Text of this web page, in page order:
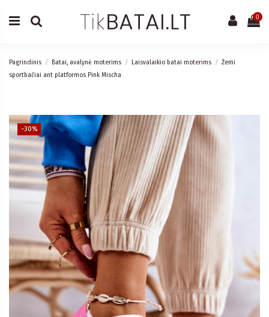
0
Pagrindinis Batai, avalynė moterims Laisvalaikio batai moterims
Žemi
sportbačiai ant platformos Pink Mischa
−30%